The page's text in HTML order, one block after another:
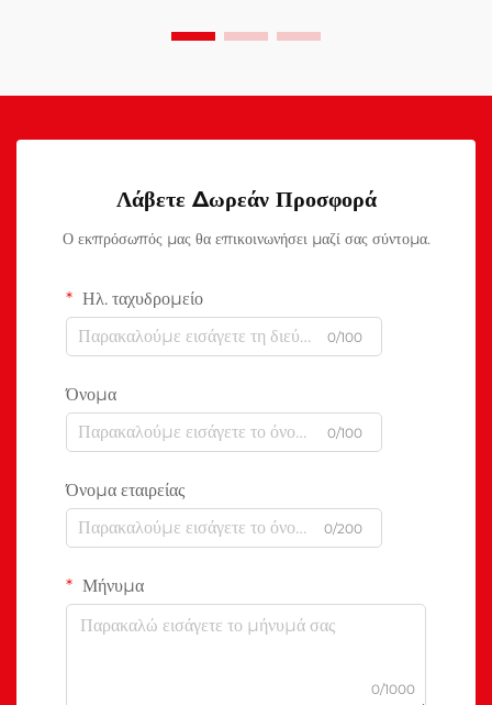
Λάβετε Δωρεάν Προσφορά
Ο εκπρόσωπός μας θα επικοινωνήσει μαζί σας σύντομα.
Ηλ. ταχυδρομείο
0/100
Όνομα
0/100
Όνομα εταιρείας
0/200
Μήνυμα
0/1000